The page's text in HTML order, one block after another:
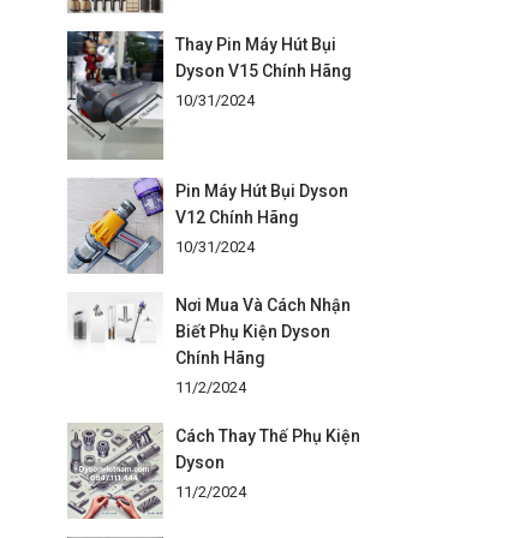
Thay Pin Máy Hút Bụi
Dyson V15 Chính Hãng
10/31/2024
Pin Máy Hút Bụi Dyson
V12 Chính Hãng
10/31/2024
Nơi Mua Và Cách Nhận
Biết Phụ Kiện Dyson
Chính Hãng
11/2/2024
Cách Thay Thế Phụ Kiện
Dyson
11/2/2024